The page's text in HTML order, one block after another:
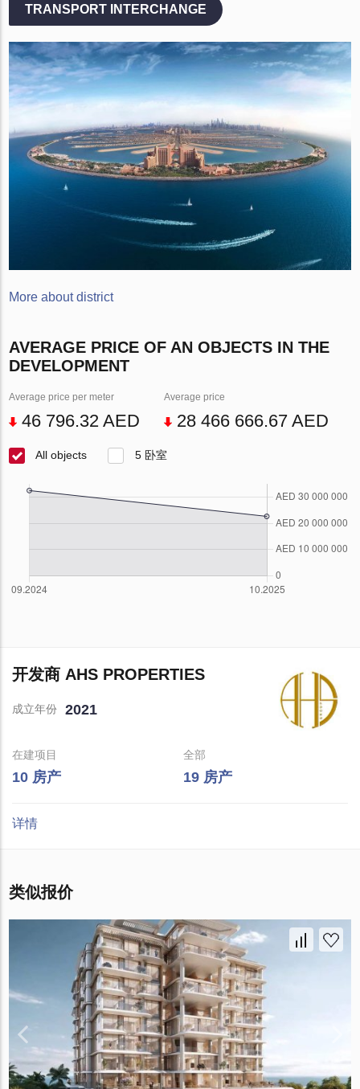
TRANSPORT INTERCHANGE
More about district
AVERAGE PRICE OF AN OBJECTS IN THE
DEVELOPMENT
Average price per meter
46 796.32 AED
Average price
28 466 666.67 AED
All objects 5 卧室
开发商 AHS PROPERTIES
成立年份 2021
在建项目
10 房产
全部
19 房产
详情
类似报价